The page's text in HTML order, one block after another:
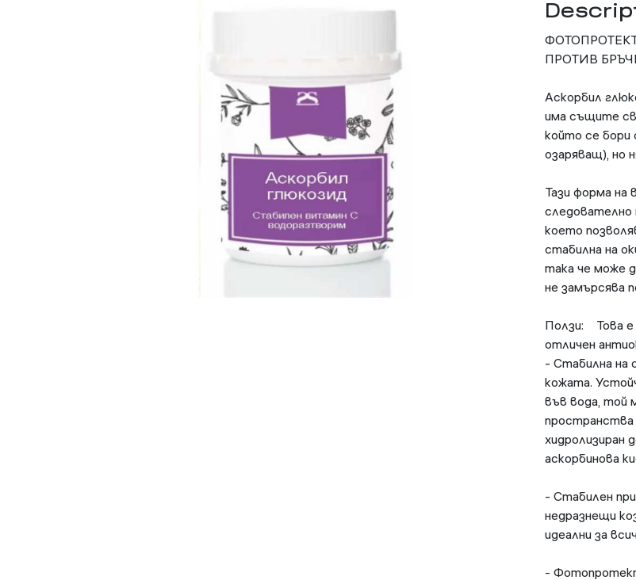
ПРОТИВ
Аскорбил
има същите
който се
озаряващ), но
Тази форма на
следователно
което
стабилна на
така че може
не замърсява
Ползи: Това е
отличен
- Стабилна на
кожата.
във вода, той
пространства
хидролизиран
аскорбинова
- Стабилен
недразнещи
идеални за
-